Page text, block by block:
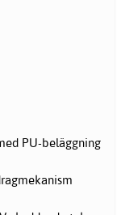
PU-beläggning